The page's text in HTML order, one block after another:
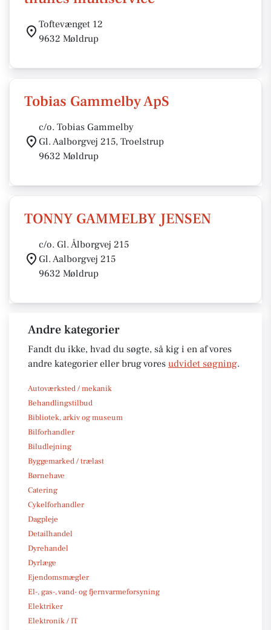
Toftevænget 12
9632 Møldrup
Tobias Gammelby ApS
c/o. Tobias Gammelby
Gl. Aalborgvej 215, Troelstrup
9632 Møldrup
TONNY GAMMELBY JENSEN
c/o. Gl. Ålborgvej 215
Gl. Aalborgvej 215
9632 Møldrup
Andre kategorier
Fandt du ikke, hvad du søgte, så kig i en af vores
andre kategorier eller brug vores udvidet søgning.
Autoværksted / mekanik
Behandlingstilbud
Bibliotek, arkiv og museum
Bilforhandler
Biludlejning
Byggemarked / trælast
Børnehave
Catering
Cykelforhandler
Dagpleje
Detailhandel
Dyrehandel
Dyrlæge
Ejendomsmægler
El-, gas-, vand- og fjernvarmeforsyning
Elektriker
Elektronik / IT